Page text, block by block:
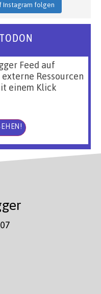
Instagram folgen
Feed auf
Ressourcen
einem Klick